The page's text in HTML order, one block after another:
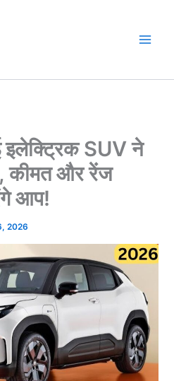
इलेक्ट्रिक SUV ने
कीमत और रेंज
आप!
2026